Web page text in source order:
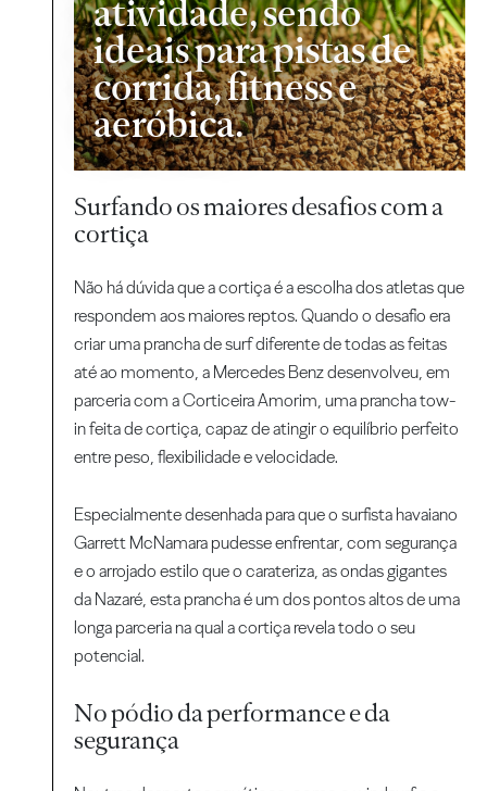
atividade, sendo
ideais para pistas de
corrida, fitness e
aeróbica.
Surfando os maiores desafios com a
cortiça
Não há dúvida que a cortiça é a escolha dos atletas que
respondem aos maiores reptos. Quando o desafio era
criar uma prancha de surf diferente de todas as feitas
até ao momento, a Mercedes Benz desenvolveu, em
parceria com a Corticeira Amorim, uma prancha tow-
in feita de cortiça, capaz de atingir o equilíbrio perfeito
entre peso, flexibilidade e velocidade.
Especialmente desenhada para que o surfista havaiano
Garrett McNamara pudesse enfrentar, com segurança
e o arrojado estilo que o carateriza, as ondas gigantes
da Nazaré, esta prancha é um dos pontos altos de uma
longa parceria na qual a cortiça revela todo o seu
potencial.
No pódio da performance e da
segurança